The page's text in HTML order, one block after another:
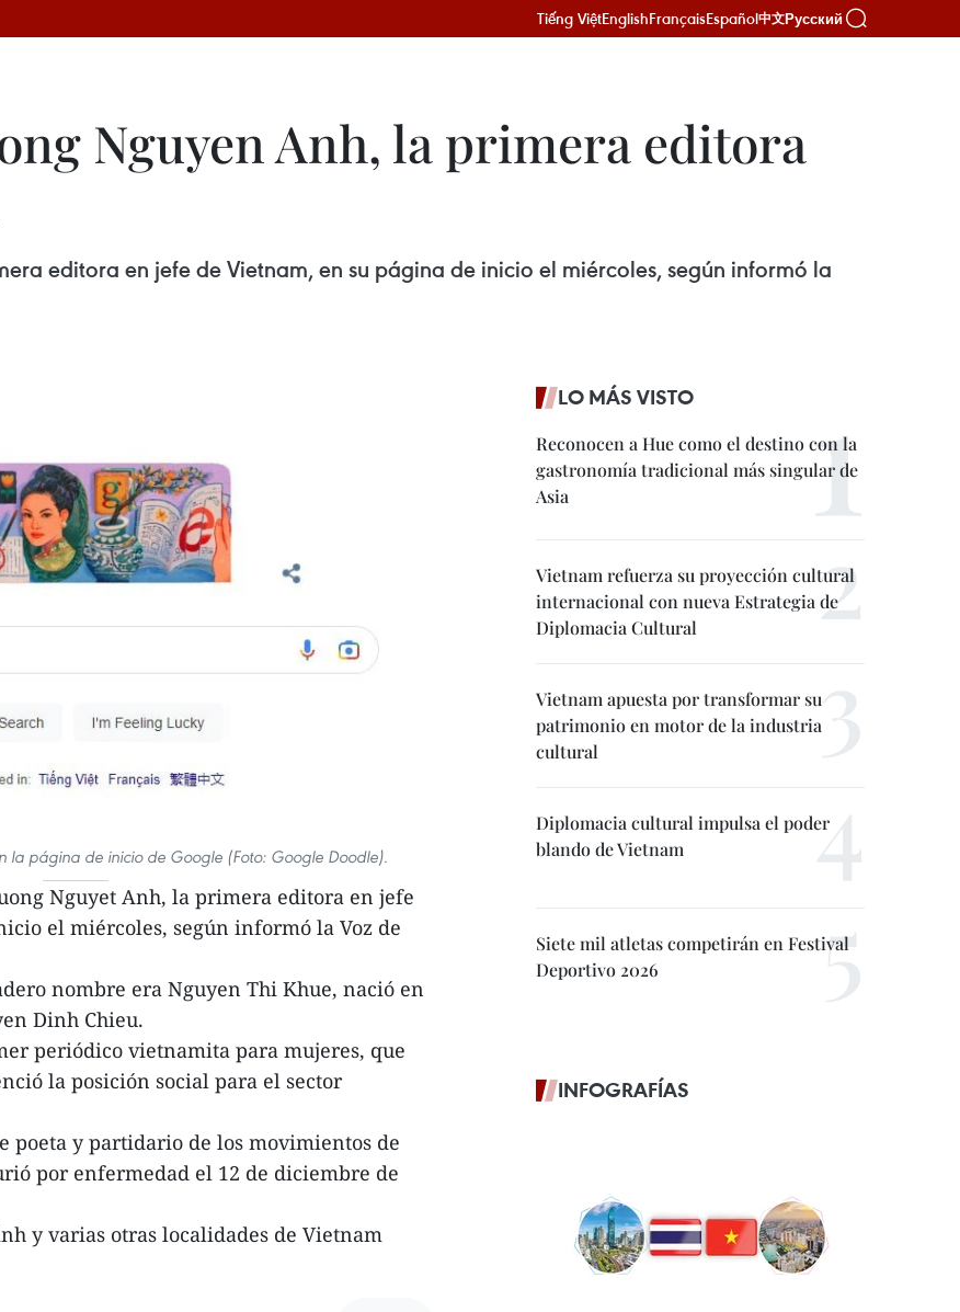
Tiếng ViệtEnglishFrançaisEspañol中文Русский
Nguyen Anh, la primera editora
editora en jefe de Vietnam, en su página de inicio el miércoles, según informó la
la página de inicio de Google (Foto: Google Doodle).
Nguyet Anh, la primera editora en jefe
el miércoles, según informó la Voz de
nombre era Nguyen Thi Khue, nació en
Dinh Chieu.
periódico vietnamita para mujeres, que
la posición social para el sector
poeta y partidario de los movimientos de
por enfermedad el 12 de diciembre de
y varias otras localidades de Vietnam
LO MÁS VISTO
Reconocen a Hue como el destino con la
gastronomía tradicional más singular de
Asia
Vietnam refuerza su proyección cultural
internacional con nueva Estrategia de
Diplomacia Cultural
Vietnam apuesta por transformar su
patrimonio en motor de la industria
cultural
Diplomacia cultural impulsa el poder
blando de Vietnam
Siete mil atletas competirán en Festival
Deportivo 2026
INFOGRAFÍAS